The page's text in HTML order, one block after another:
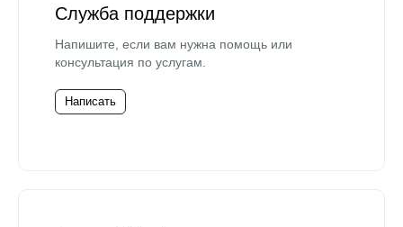
Служба поддержки
Напишите, если вам нужна помощь или
консультация по услугам.
Написать